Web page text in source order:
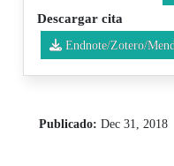
Descargar cita
Endnote/Zotero/
Publicado: Dec 31, 2018